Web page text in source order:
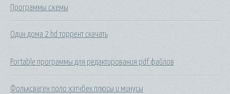
Программы схемы
Один дома 2 hd торрент скачать
Portable программы для редактирования pdf файлов
Фольксваген поло хэтчбек плюсы и минусы